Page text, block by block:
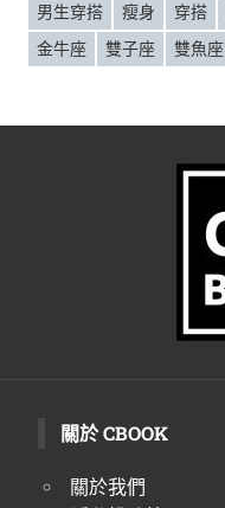
男生穿搭
瘦身 穿搭
金牛座
雙子座 雙魚座
關於 CBOOK
關於我們